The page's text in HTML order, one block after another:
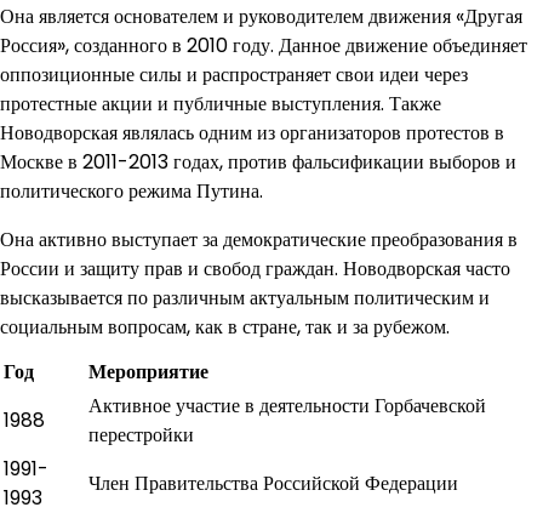
Она является основателем и руководителем движения «Другая
Россия», созданного в 2010 году. Данное движение объединяет
оппозиционные силы и распространяет свои идеи через
протестные акции и публичные выступления. Также
Новодворская являлась одним из организаторов протестов в
Москве в 2011-2013 годах, против фальсификации выборов и
политического режима Путина.
Она активно выступает за демократические преобразования в
России и защиту прав и свобод граждан. Новодворская часто
высказывается по различным актуальным политическим и
социальным вопросам, как в стране, так и за рубежом.
Год
Мероприятие
1988
Активное участие в деятельности Горбачевской
перестройки
1991-
1993
Член Правительства Российской Федерации